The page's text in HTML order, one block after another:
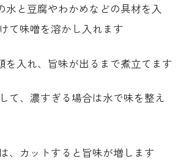
水と豆腐やわかめなどの具材を入
て味噌を溶かし入れます
を入れ、旨味が出るまで煮立てます
て、濃すぎる場合は水で味を整え
、カットすると旨味が増します